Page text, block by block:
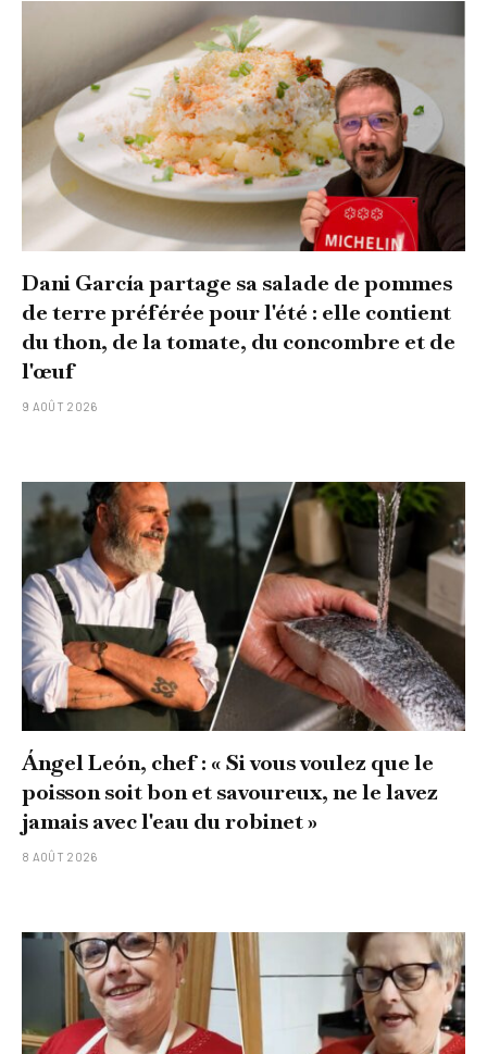
Dani García partage sa salade de pommes
de terre préférée pour l'été : elle contient
du thon, de la tomate, du concombre et de
l'œuf
9 AOÛT 2026
Ángel León, chef : « Si vous voulez que le
poisson soit bon et savoureux, ne le lavez
jamais avec l'eau du robinet »
8 AOÛT 2026